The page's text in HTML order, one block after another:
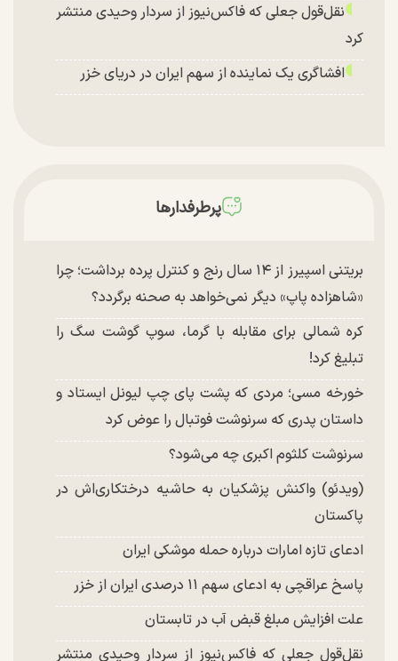
نقل‌قول جعلی که فاکس‌نیوز از سردار وحیدی منتشر
کرد
افشاگری یک نماینده از سهم ایران در دریای خزر
پرطرفدارها
بریتنی اسپیرز از ۱۴ سال رنج و کنترل پرده برداشت؛ چرا
«شاهزاده پاپ» دیگر نمی‌خواهد به صحنه برگردد؟
کره شمالی برای مقابله با گرما، سوپ گوشت سگ را
تبلیغ کرد!
خورخه مسی؛ مردی که پشت پای چپ لیونل ایستاد و
داستان پدری که سرنوشت فوتبال را عوض کرد
سرنوشت کلثوم اکبری چه می‌شود؟
(ویدئو) واکنش پزشکیان به حاشیه درختکاری‌اش در
پاکستان
ادعای تازه امارات درباره حمله موشکی ایران
پاسخ عراقچی به ادعای سهم ۱۱ درصدی ایران از خزر
علت افزایش مبلغ قبض آب در تابستان
نقل‌قول جعلی که فاکس‌نیوز از سردار وحیدی منتشر